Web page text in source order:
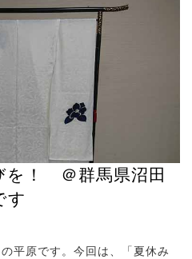
を！ ＠群馬県沼田
す
平原です。今回は、「夏休み